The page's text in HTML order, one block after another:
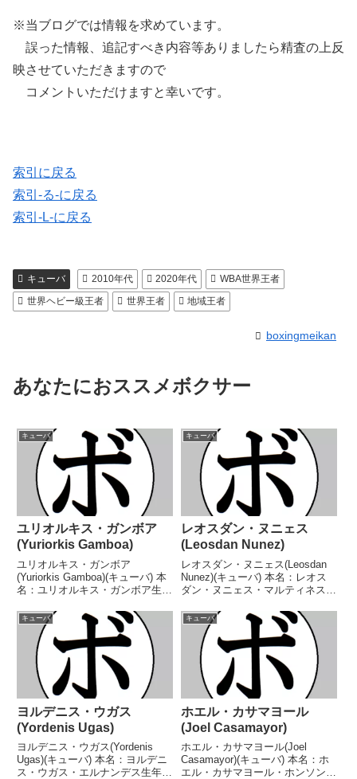
※当ブログでは情報を求めています。
誤った情報、追記すべき内容等ありましたら精査の上反
映させていただきますので
コメントいただけますと幸いです。
索引に戻る
索引-る-に戻る
索引-L-に戻る
キューバ 2010年代 2020年代
WBA世界王者
世界ヘビー級王者
世界王者 地域王者
boxingmeikan
あなたにおススメボクサー
キューバ
ユリオルキス・ガンボア
(Yuriorkis Gamboa)
ユリオルキス・ガンボア
(Yuriorkis Gamboa)(キューバ) 本
名：ユリオルキス・ガンボア生年
ューバ戦績：36戦30勝(18KO)6
敗 【獲得タイトル】2003年度パ
ンアメリカ大会フライ級優勝(...
キューバ
レオスダン・ヌニェス
(Leosdan Nunez)
レオスダン・ヌニェス(Leosdan
Nunez)(キューバ) 本名：レオス
ダン・ヌニェス・マルティネス生
キューバ戦績：15戦12勝(5KO)3
敗 【獲得タイトル】WBAラテン
アメリカバンタム級王座 【戦...
キューバ
ヨルデニス・ウガス
(Yordenis Ugas)
ヨルデニス・ウガス(Yordenis
Ugas)(キューバ) 本名：ヨルデニ
ス・ウガス・エルナンデス生年月
キューバ
ホエル・カサマヨール
(Joel Casamayor)
ホエル・カサマヨール(Joel
Casamayor)(キューバ) 本名：ホ
エル・カサマヨール・ホンソン生